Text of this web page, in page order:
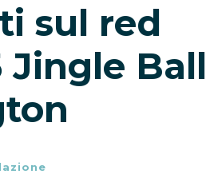
sul red
Jingle Ball